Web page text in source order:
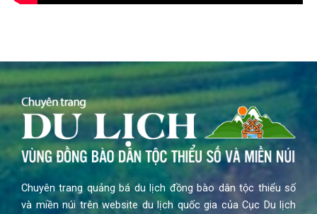
Chuyên trang quảng bá du lịch đồng bào dân tộc thiểu số
và miền núi trên website du lịch quốc gia của Cục Du lịch